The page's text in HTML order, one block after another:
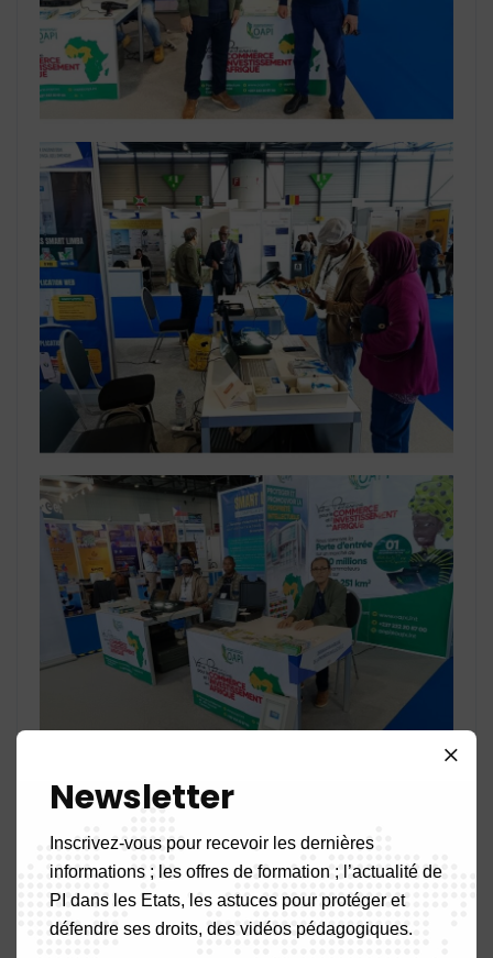
Share:
Newsletter
Inscrivez-vous pour recevoir les dernières
informations ; les offres de formation ; l’actualité de
PI dans les Etats, les astuces pour protéger et
défendre ses droits, des vidéos pédagogiques.